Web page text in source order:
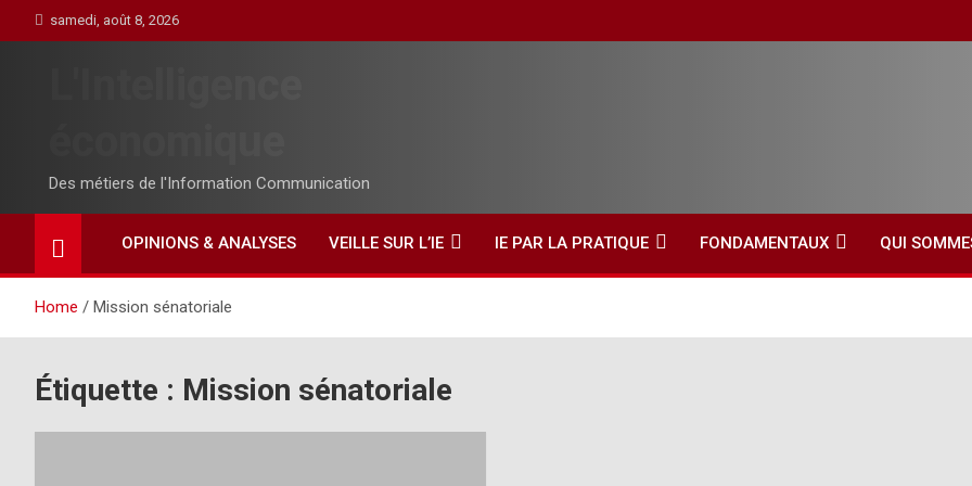
to
samedi, août 8, 2026
Des métiers de l'Information Communication
OPINIONS & ANALYSES VEILLE SUR L’IE IE PAR LA PRATIQUE FONDAMENTAUX QUI
Home Mission sénatoriale
Étiquette : Mission sénatoriale